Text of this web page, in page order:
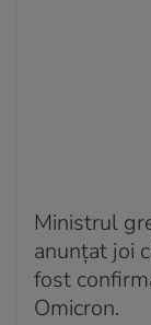
Ministrul
anunțat joi
fost
Omicron.